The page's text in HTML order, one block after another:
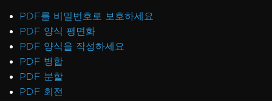
PDF를 비밀번호로 보호하세요
PDF 양식 평면화
PDF 양식을 작성하세요
PDF 병합
PDF 분할
PDF 회전